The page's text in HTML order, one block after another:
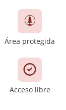
Área protegida
Acceso libre